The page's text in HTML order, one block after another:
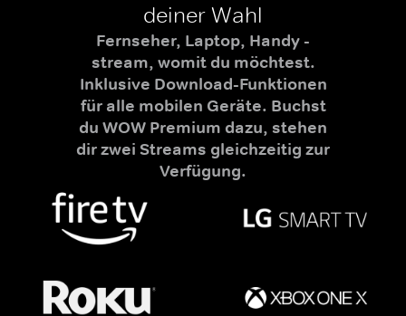
deiner Wahl
Fernseher, Laptop, Handy -
stream, womit du möchtest.
Inklusive Download-Funktionen
für alle mobilen Geräte. Buchst
du WOW Premium dazu, stehen
dir zwei Streams gleichzeitig zur
Verfügung.